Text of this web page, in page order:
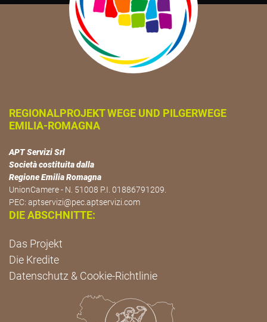
REGIONALPROJEKT WEGE UND PILGERWEGE
EMILIA-ROMAGNA
APT Servizi Srl
Società costituita dalla
Regione Emilia Romagna
UnionCamere - N. 51008 P.I. 01886791209.
PEC: aptservizi@pec.aptservizi.com
DIE ABSCHNITTE:
Das Projekt
Die Kredite
Datenschutz & Cookie-Richtlinie